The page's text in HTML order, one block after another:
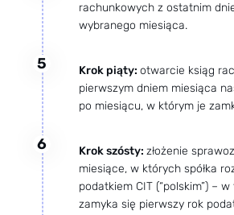
rachunkowych z ostatnim
wybranego miesiąca.
5 Krok piąty: otwarcie ksiąg
pierwszym dniem miesiąca
po miesiącu, w którym je
6 Krok szósty: złożenie
miesiące, w których spółka
podatkiem CIT (“polskim”) –
zamyka się pierwszy rok